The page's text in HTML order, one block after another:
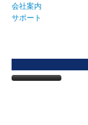
会社案内
サポート